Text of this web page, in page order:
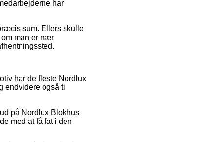
har
sum. Ellers skulle
man er nær
har de fleste Nordlux
endvidere også til
på Nordlux Blokhus
med at få fat i den